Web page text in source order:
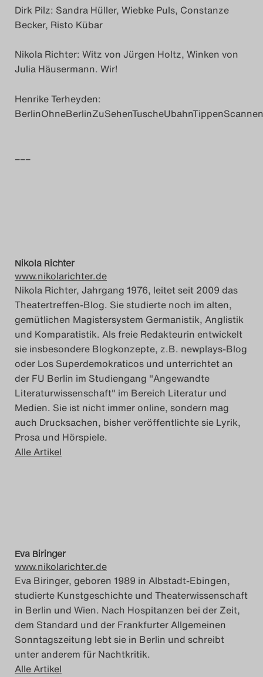
2018
Das Theatertreffen-
2018 Alumni
Das Theatertreffen-
2019
Das Theatertreffen-
2023
Das Theatertreffen-
2024
Das Theatertreffen-
2025
Das Theatertreffen-
Search
Dirk Pilz: Sandra Hüller, Wiebke Puls, Constanze
Becker, Risto Kübar
Nikola Richter: Witz von Jürgen Holtz, Winken von
Julia Häusermann. Wir!
Henrike Terheyden:
–––
Nikola Richter
www.nikolarichter.de
Nikola Richter, Jahrgang 1976, leitet seit 2009 das
Theatertreffen-Blog. Sie studierte noch im alten,
gemütlichen Magistersystem Germanistik, Anglistik
und Komparatistik. Als freie Redakteurin entwickelt
sie insbesondere Blogkonzepte, z.B. newplays-Blog
oder Los Superdemokraticos und unterrichtet an
der FU Berlin im Studiengang "Angewandte
Literaturwissenschaft" im Bereich Literatur und
Medien. Sie ist nicht immer online, sondern mag
auch Drucksachen, bisher veröffentlichte sie Lyrik,
Prosa und Hörspiele.
Alle Artikel
Eva Biringer
www.nikolarichter.de
Eva Biringer, geboren 1989 in Albstadt-Ebingen,
studierte Kunstgeschichte und Theaterwissenschaft
in Berlin und Wien. Nach Hospitanzen bei der Zeit,
dem Standard und der Frankfurter Allgemeinen
Sonntagszeitung lebt sie in Berlin und schreibt
unter anderem für Nachtkritik.
Alle Artikel